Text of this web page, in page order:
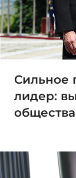
Сильное
лидер:
общества